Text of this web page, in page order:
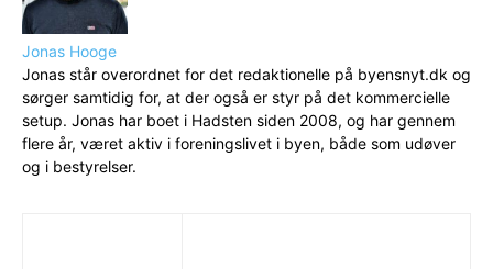
Jonas Hooge
Jonas står overordnet for det redaktionelle på byensnyt.dk og
sørger samtidig for, at der også er styr på det kommercielle
setup. Jonas har boet i Hadsten siden 2008, og har gennem
flere år, været aktiv i foreningslivet i byen, både som udøver
og i bestyrelser.